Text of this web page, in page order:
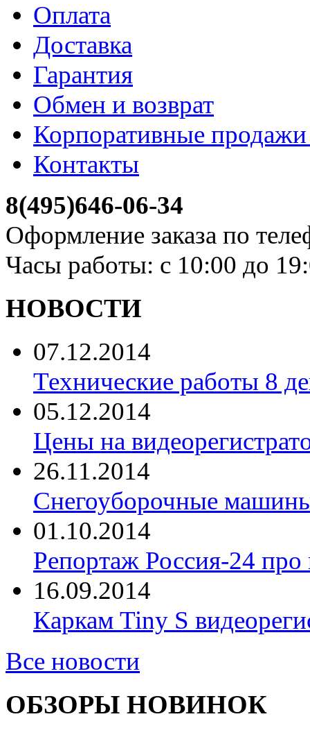
Оплата
Доставка
Гарантия
Обмен и возврат
Корпоративные
Контакты
8(495)646-06-34
Оформление заказа по
Часы работы: с 10:00 до
НОВОСТИ
07.12.2014
Технические работы 8
05.12.2014
Цены на
26.11.2014
Снегоуборочные машины
01.10.2014
Репортаж Россия-24 про
16.09.2014
Каркам Tiny S
Все новости
ОБЗОРЫ НОВИНОК